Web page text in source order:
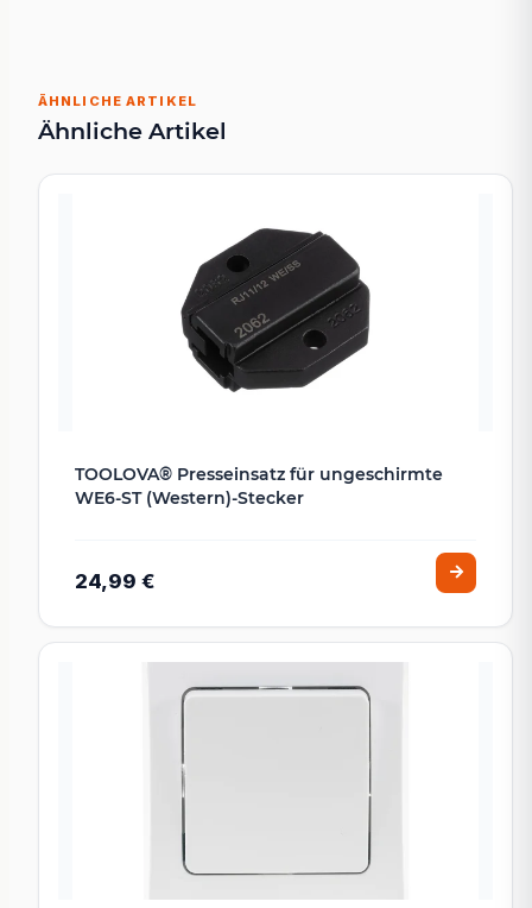
ÄHNLICHE ARTIKEL
Ähnliche Artikel
TOOLOVA® Presseinsatz für ungeschirmte
WE6-ST (Western)-Stecker
24,99 €